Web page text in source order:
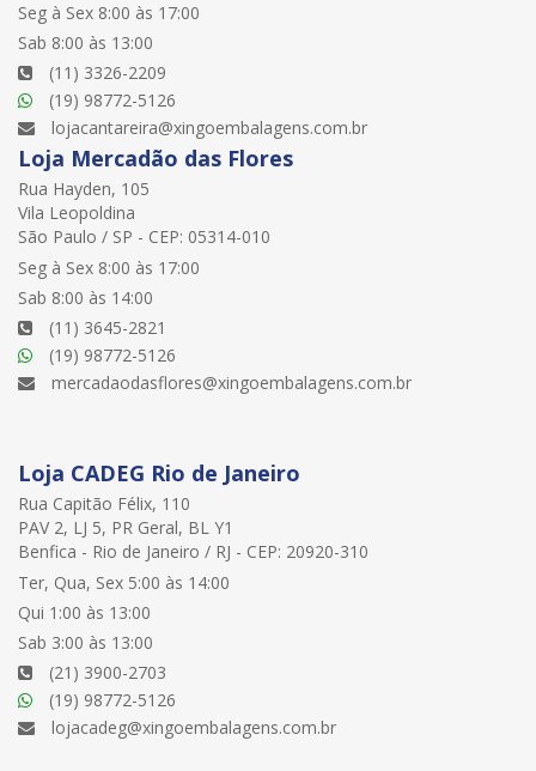
Seg à Sex 8:00 às 17:00
Sab 8:00 às 13:00
(11) 3326-2209
(19) 98772-5126
lojacantareira@xingoembalagens.com.br
Loja Mercadão das Flores
Rua Hayden, 105
Vila Leopoldina
São Paulo / SP - CEP: 05314-010
Seg à Sex 8:00 às 17:00
Sab 8:00 às 14:00
(11) 3645-2821
(19) 98772-5126
mercadaodasflores@xingoembalagens.com.br
Loja CADEG Rio de Janeiro
Rua Capitão Félix, 110
PAV 2, LJ 5, PR Geral, BL Y1
Benfica - Rio de Janeiro / RJ - CEP: 20920-310
Ter, Qua, Sex 5:00 às 14:00
Qui 1:00 às 13:00
Sab 3:00 às 13:00
(21) 3900-2703
(19) 98772-5126
lojacadeg@xingoembalagens.com.br